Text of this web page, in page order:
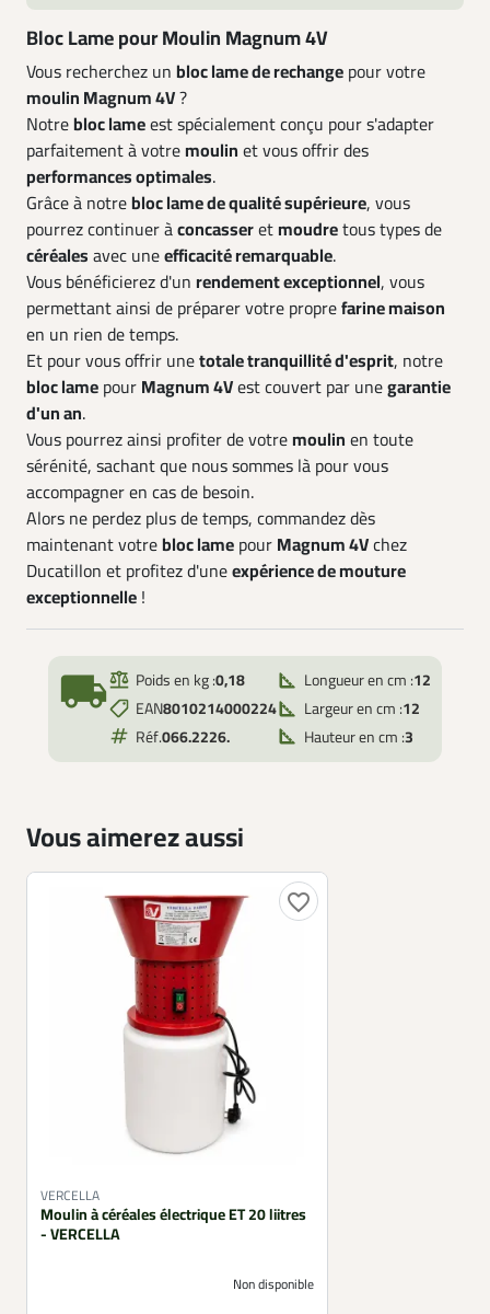
Bloc Lame pour Moulin Magnum 4V
Vous recherchez un bloc lame de rechange pour votre
moulin Magnum 4V?
Notrebloc lameest spécialement conçu pour s'adapter
parfaitement à votremoulin et vous offrir des
performances optimales.
Grâce à notrebloc lame de qualité supérieure, vous
pourrez continuer àconcasseretmoudretous types de
céréales avec uneefficacité remarquable.
Vous bénéficierez d'un rendement exceptionnel, vous
permettant ainsi de préparer votre proprefarine maison
en un rien de temps.
Et pour vous offrir unetotale tranquillité d'esprit, notre
bloc lame pour Magnum 4Vest couvert par unegarantie
d'un an.
Vous pourrez ainsi profiter de votremoulin en toute
sérénité, sachant que nous sommes là pour vous
accompagner en cas de besoin.
Alors ne perdez plus de temps, commandez dès
maintenant votrebloc lame pour Magnum 4Vchez
Ducatillon et profitez d'uneexpérience de mouture
exceptionnelle !
local_shipping Poids en kg :0,18
EAN8010214000224
Réf.066.2226.
Longueur en cm :12
Largeur en cm :12
Hauteur en cm :3
Vous aimerez aussi
favorite_border
VERCELLA
Moulin à céréales électrique ET 20 liitres
- VERCELLA
Non disponible